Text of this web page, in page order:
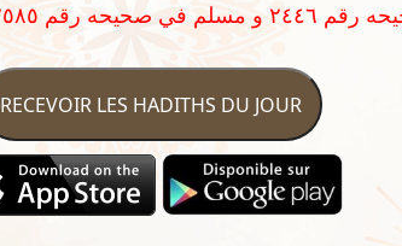
RECEVOIR LES HADITHS DU JOUR